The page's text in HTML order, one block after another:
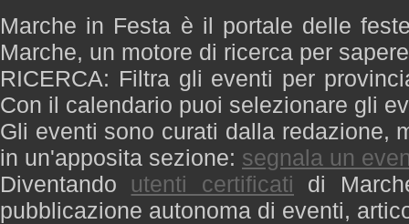
Marche in Festa è il portale delle
Marche, un motore di ricerca per
RICERCA: Filtra gli eventi per
Con il calendario puoi selezionare gli
Gli eventi sono curati dalla redazione,
in un'apposita sezione: segnala un
Diventando utenti certificati di
pubblicazione autonoma di eventi,